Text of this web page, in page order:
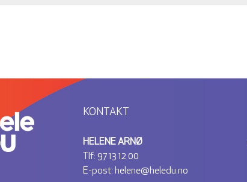
KONTAKT
HELENE ARNØ
Tlf: 97 13 12 00
E-post: helene@heledu.no